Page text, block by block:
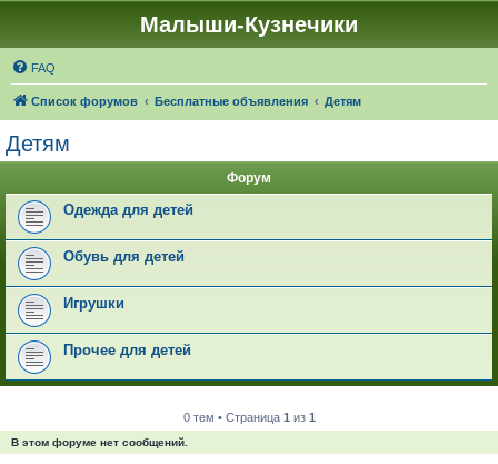
Малыши-Кузнечики
FAQ
Список форумов Бесплатные объявления Детям
Детям
Форум
Одежда для детей
Обувь для детей
Игрушки
Прочее для детей
0 тем • Страница 1 из 1
В этом форуме нет сообщений.